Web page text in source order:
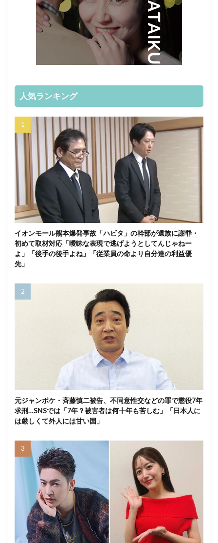
人気ランキング
イオンモール熊本爆発事故「ハビタ」の幹部が遺族に謝罪・
初めて取材対応「曖昧な表現で逃げようとしてんじゃねー
よ」「後手の後手よね」「従業員の命より自分達の利益優
先」
元ジャンポケ・斉藤慎二被告、不同意性交などの罪で懲役7年
求刑…SNSでは「7年？被害者は何十年も苦しむ」「日本人に
は厳しくて外人には甘い国」